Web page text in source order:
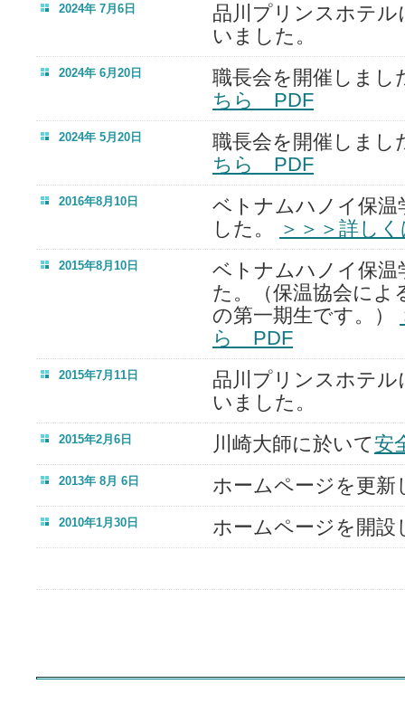
2024年 7月6日
品川プリンスホテル
いました。
2024年 6月20日
職長会を開催しまし
ちら PDF
2024年 5月20日
職長会を開催しまし
ちら PDF
2016年8月10日
ベトナムハノイ保温
した。
＞＞＞詳し
2015年8月10日
ベトナムハノイ保温
た。（保温協会によ
の第一期生です。）
ら PDF
2015年7月11日
品川プリンスホテル
いました。
2015年2月6日 川崎大師に於いて安
2013年 8月 6日 ホームページを更新
2010年1月30日 ホームページを開設